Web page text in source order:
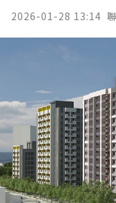
2026-01-28 13:14